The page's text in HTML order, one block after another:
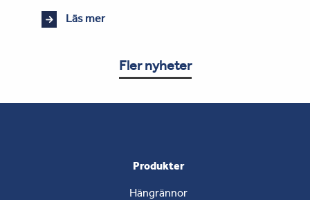
Läs mer
Fler nyheter
Produkter
Hängrännor